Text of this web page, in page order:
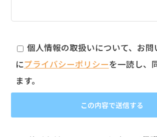
個人情報の取扱いについて、お
にプライバシーポリシーを一読し、
ます。